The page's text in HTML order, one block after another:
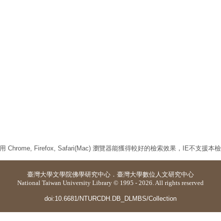
Chrome, Firefox, Safari(Mac) 瀏覽器能獲得較好的檢索效果，IE不支援本檢
臺灣大學文學院佛學研究中心 ． 臺灣大學數位人文研究中心
National Taiwan University Library © 1995 - 2026. All rights reserved
doi:10.6681/NTURCDH.DB_DLMBS/Collection